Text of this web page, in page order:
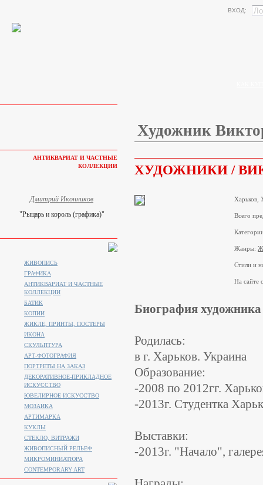
ВХОД:
Художник
ХУДОЖНИКИ /
Харьков,
Всего
Жанры:
Стили и
На сайте
Биография художника
Родилась:
в г. Харьков. Украина
Образование:
-2008 по 2012гг.
-2013г. Студентка
Выставки:
-2013г. "Начало",
АНТИКВАРИАТ И ЧАСТНЫЕ
КОЛЛЕКЦИИ
Дмитрий Иконников
"Рыцарь и король (графика)"
ЖИВОПИСЬ
ГРАФИКА
АНТИКВАРИАТ И ЧАСТНЫЕ
КОЛЛЕКЦИИ
БАТИК
КОПИИ
ЖИКЛЕ, ПРИНТЫ, ПОСТЕРЫ
ИКОНА
СКУЛЬПТУРА
АРТ-ФОТОГРАФИЯ
ПОРТРЕТЫ НА ЗАКАЗ
ДЕКОРАТИВНОЕ-ПРИКЛАДНОЕ
ИСКУССТВО
ЮВЕЛИРНОЕ ИСКУССТВО
МОЗАИКА
АРТИМАРКА
КУКЛЫ
СТЕКЛО, ВИТРАЖИ
ЖИВОПИСНЫЙ РЕЛЬЕФ
МИКРОМИНИАТЮРА
CONTEMPORARY ART